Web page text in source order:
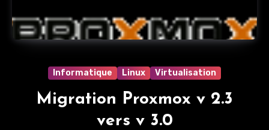
Informatique Linux Virtualisation
Migration Proxmox v 2.3
vers v 3.0